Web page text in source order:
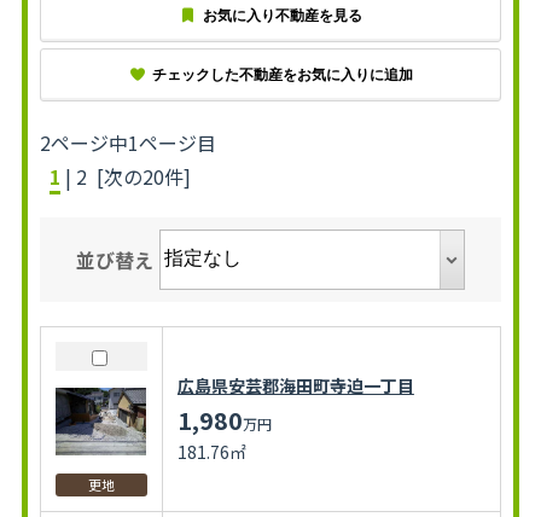
お気に入り不動産を見る
チェックした不動産をお気に入りに追加
2ページ中1ページ目
1 | 2 [次の20件]
並び替え
更地
広島県安芸郡海田町寺迫一丁目
1,980万円
181.76㎡